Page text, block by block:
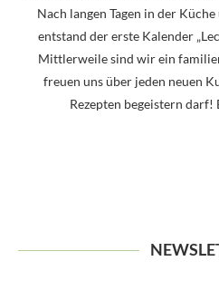
Nach langen Tagen in der
entstand der erste Kalender
Mittlerweile sind wir ein
freuen uns über jeden neuen
Rezepten begeistern